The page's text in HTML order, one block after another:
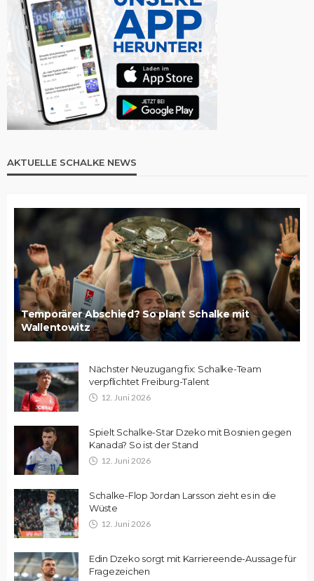
AKTUELLE SCHALKE NEWS
Temporärer Abschied? So plant Schalke mit
Wallentowitz
Nächster Neuzugang fix: Schalke-Team
verpflichtet Freiburg-Talent
12. Juni 2026
Spielt Schalke-Star Dzeko mit Bosnien gegen
Kanada? So ist der Stand
12. Juni 2026
Schalke-Flop Jordan Larsson zieht es in die
Wüste
12. Juni 2026
Edin Dzeko sorgt mit Karriereende-Aussage für
Fragezeichen